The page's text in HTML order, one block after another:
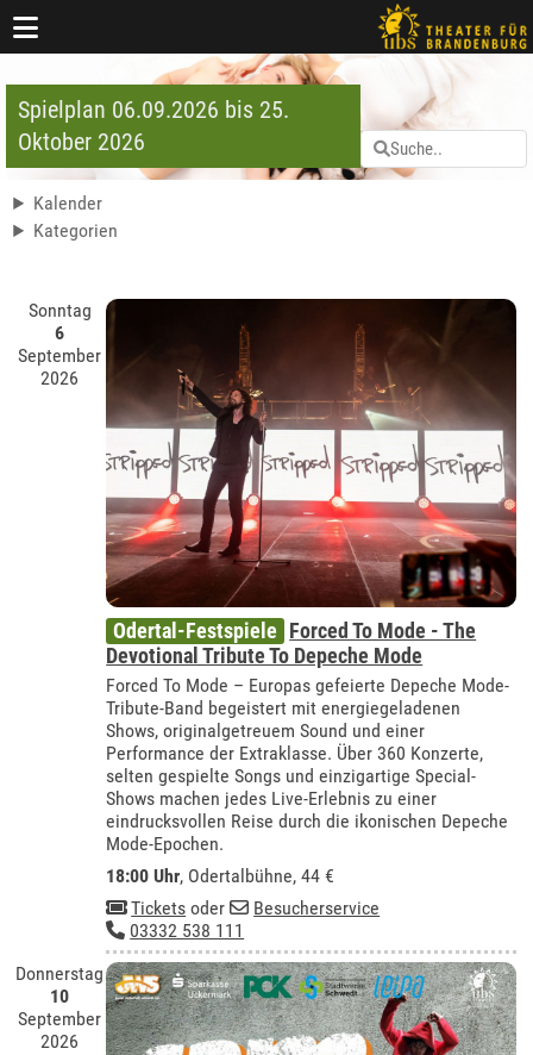
Spielplan 06.09.2026 bis 25.
Oktober 2026
Kalender
Kategorien
Sonntag
6
September
2026
Odertal-Festspiele Forced To Mode - The
Devotional Tribute To Depeche Mode
Forced To Mode – Europas gefeierte Depeche Mode-
Tribute-Band begeistert mit energiegeladenen
Shows, originalgetreuem Sound und einer
Performance der Extraklasse. Über 360 Konzerte,
selten gespielte Songs und einzigartige Special-
Shows machen jedes Live-Erlebnis zu einer
eindrucksvollen Reise durch die ikonischen Depeche
Mode-Epochen.
18:00 Uhr, Odertalbühne, 44 €
Tickets oder
Besucherservice
03332 538 111
Donnerstag
10
September
2026